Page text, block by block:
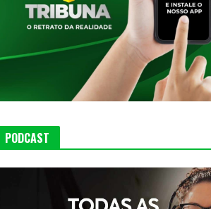
PODCAST